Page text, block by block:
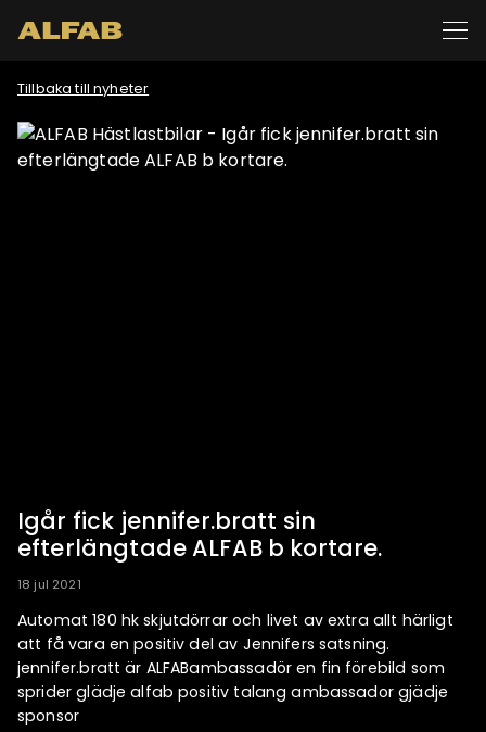
Tillbaka till nyheter
Igår fick jennifer.bratt sin
efterlängtade ALFAB b kortare.
18 jul 2021
Automat 180 hk skjutdörrar och livet av extra allt härligt
att få vara en positiv del av Jennifers satsning.
jennifer.bratt är ALFABambassadör en fin förebild som
sprider glädje alfab positiv talang ambassador gjädje
sponsor